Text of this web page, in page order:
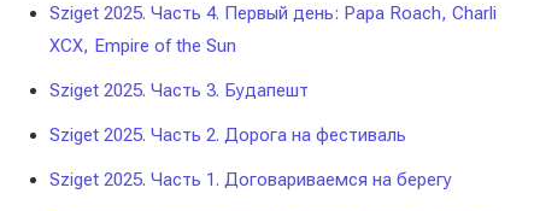
Sziget 2025. Часть 4. Первый день: Papa Roach, Charli
XCX, Empire of the Sun
Sziget 2025. Часть 3. Будапешт
Sziget 2025. Часть 2. Дорога на фестиваль
Sziget 2025. Часть 1. Договариваемся на берегу